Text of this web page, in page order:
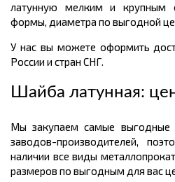
латунную мелким и крупным
формы, диаметра по выгодной
У нас вы можете оформить
России и стран СНГ.
Шайба латунная:
Мы закупаем самые выгодные
заводов-производителей,
наличии все виды
размеров по выгодным для вас